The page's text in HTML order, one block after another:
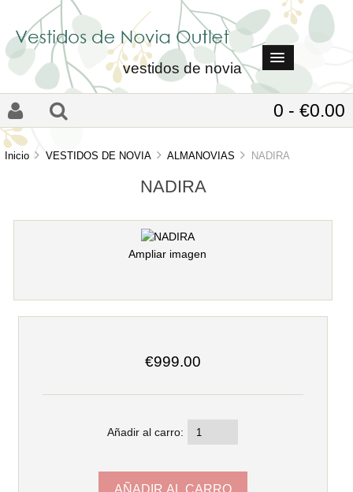
vestidos de novia
0 - €0.00
Inicio VESTIDOS DE NOVIA ALMANOVIAS NADIRA
NADIRA
Ampliar imagen
€999.00
Añadir al carro: